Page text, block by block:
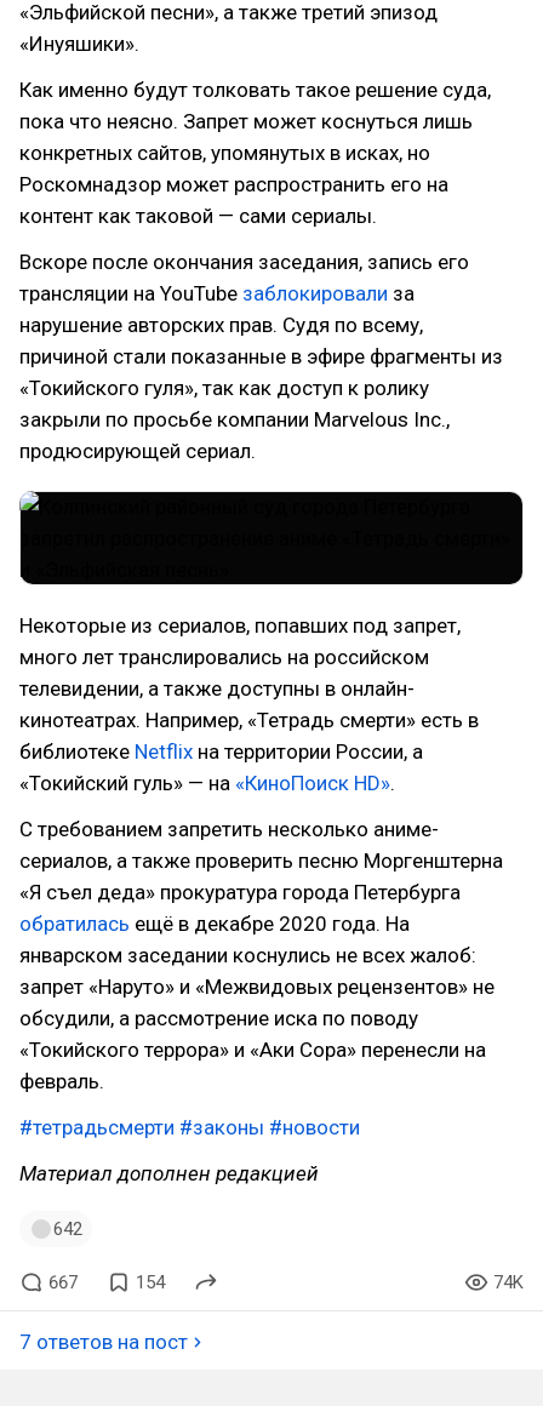
«Эльфийской песни», а также третий эпизод
«Инуяшики».
Как именно будут толковать такое решение суда,
пока что неясно. Запрет может коснуться лишь
конкретных сайтов, упомянутых в исках, но
Роскомнадзор может распространить его на
контент как таковой — сами сериалы.
Вскоре после окончания заседания, запись его
трансляции на YouTube заблокировали за
нарушение авторских прав. Судя по всему,
причиной стали показанные в эфире фрагменты из
«Токийского гуля», так как доступ к ролику
закрыли по просьбе компании Marvelous Inc.,
продюсирующей сериал.
Некоторые из сериалов, попавших под запрет,
много лет транслировались на российском
телевидении, а также доступны в онлайн-
кинотеатрах. Например, «Тетрадь смерти» есть в
библиотеке Netflix на территории России, а
«Токийский гуль» — на «КиноПоиск HD».
С требованием запретить несколько аниме-
сериалов, а также проверить песню Моргенштерна
«Я съел деда» прокуратура города Петербурга
обратилась ещё в декабре 2020 года. На
январском заседании коснулись не всех жалоб:
запрет «Наруто» и «Межвидовых рецензентов» не
обсудили, а рассмотрение иска по поводу
«Токийского террора» и «Аки Сора» перенесли на
февраль.
#тетрадьсмерти #законы #новости
Материал дополнен редакцией
642
667 154 74K
7 ответов на пост